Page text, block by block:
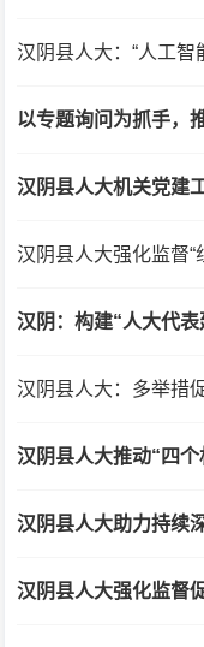
汉阴县人大机关党建
汉阴县人大推动“四
汉阴县人大助力持续
汉阴县人大强化监督